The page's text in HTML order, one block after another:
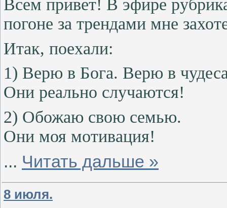
Всем привет! В эфире
погоне за трендами мне
Итак, поехали:
1) Верю в Бога. Верю в
Они реально случаются!
2) Обожаю свою семью.
Они моя мотивация!
... Читать дальше »
8 июля.